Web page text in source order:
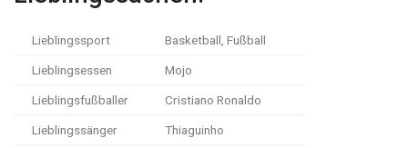
Lieblingssport Basketball, Fußball
Lieblingsessen Mojo
Lieblingsfußballer Cristiano Ronaldo
Lieblingssänger Thiaguinho